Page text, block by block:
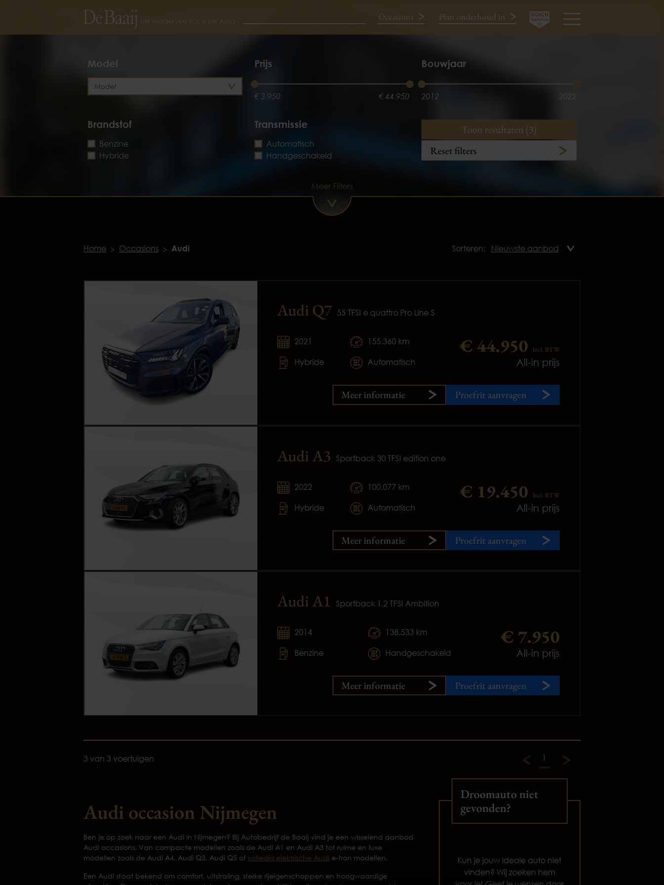
Occasions Plan onderhoud in
Model Prijs
€ 3.950 € 44.950
Bouwjaar
2012 2022
Brandstof
Benzine
Hybride
Transmissie
Automatisch
Handgeschakeld
Toon resultaten (3)
Reset filters
Meer Filters
Home Occasions Audi Sorteren:
Audi Q7 55 TFSI e quattro Pro Line S
2021
Hybride
155.360 km
Automatisch
€ 44.950 Incl. BTW
All-in prijs
Meer informatie Proefrit aanvragen
Audi A3 Sportback 30 TFSI edition one
2022
Hybride
100.077 km
Automatisch
€ 19.450 Incl. BTW
All-in prijs
Meer informatie Proefrit aanvragen
Audi A1 Sportback 1.2 TFSI Ambition
2014
Benzine
138.533 km
Handgeschakeld
€ 7.950
All-in prijs
Meer informatie Proefrit aanvragen
3 van 3 voertuigen 1
Audi occasion Nijmegen
Ben je op zoek naar een Audi in Nijmegen? Bij Autobedrijf de Baaij vind je een wisselend aanbod
Audi occasions. Van compacte modellen zoals de Audi A1 en Audi A3 tot ruime en luxe
modellen zoals de Audi A4, Audi Q3, Audi Q5 of volledig elektrische Audi e-tron modellen.
Een Audi staat bekend om comfort, uitstraling, sterke rijeigenschappen en hoogwaardige
Droomauto niet
gevonden?
Kun je jouw ideale auto niet
vinden? Wij zoeken hem